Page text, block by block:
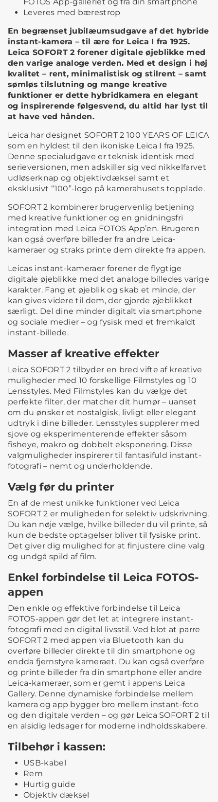
Leveres med bærestrop
En begrænset jubilæumsudgave af det hybride
instant-kamera – til ære for Leica I fra 1925.
Leica SOFORT 2 forener digitale øjeblikke med
den varige analoge verden. Med et design i høj
kvalitet – rent, minimalistisk og stilrent – samt
sømløs tilslutning og mange kreative
funktioner er dette hybridkamera en elegant
og inspirerende følgesvend, du altid har lyst til
at have ved hånden.
Leica har designet SOFORT 2 100 YEARS OF LEICA
som en hyldest til den ikoniske Leica I fra 1925.
Denne specialudgave er teknisk identisk med
serieversionen, men adskiller sig ved nikkelfarvet
udløserknap og objektivdæksel samt et
eksklusivt “100”-logo på kamerahusets topplade.
SOFORT 2 kombinerer brugervenlig betjening
med kreative funktioner og en gnidningsfri
integration med Leica FOTOS App’en. Brugeren
kan også overføre billeder fra andre Leica-
kameraer og straks printe dem direkte fra appen.
Leicas instant-kameraer forener de flygtige
digitale øjeblikke med det analoge billedes varige
karakter. Fang et øjeblik og skab et minde, der
kan gives videre til dem, der gjorde øjeblikket
særligt. Del dine minder digitalt via smartphone
og sociale medier – og fysisk med et fremkaldt
instant-billede.
Masser af kreative effekter
Leica SOFORT 2 tilbyder en bred vifte af kreative
muligheder med 10 forskellige Filmstyles og 10
Lensstyles. Med Filmstyles kan du vælge det
perfekte filter, der matcher dit humør – uanset
om du ønsker et nostalgisk, livligt eller elegant
udtryk i dine billeder. Lensstyles supplerer med
sjove og eksperimenterende effekter såsom
fisheye, makro og dobbelt eksponering. Disse
valgmuligheder inspirerer til fantasifuld instant-
fotografi – nemt og underholdende.
Vælg før du printer
En af de mest unikke funktioner ved Leica
SOFORT 2 er muligheden for selektiv udskrivning.
Du kan nøje vælge, hvilke billeder du vil printe, så
kun de bedste optagelser bliver til fysiske print.
Det giver dig mulighed for at finjustere dine valg
og undgå spild af film.
Enkel forbindelse til Leica FOTOS-
appen
Den enkle og effektive forbindelse til Leica
FOTOS-appen gør det let at integrere instant-
fotografi med en digital livsstil. Ved blot at parre
SOFORT 2 med appen via Bluetooth kan du
overføre billeder direkte til din smartphone og
endda fjernstyre kameraet. Du kan også overføre
og printe billeder fra din smartphone eller andre
Leica-kameraer, som er gemt i appens Leica
Gallery. Denne dynamiske forbindelse mellem
kamera og app bygger bro mellem instant-foto
og den digitale verden – og gør Leica SOFORT 2 til
en alsidig ledsager for moderne indholdsskabere.
Tilbehør i kassen:
USB-kabel
Rem
Hurtig guide
Objektiv dæksel